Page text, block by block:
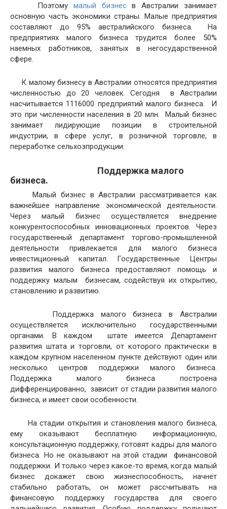
Поэтому малый бизнесв Австралии занимает
основную часть экономики страны. Малые предприятия
составляют до 95% австралийского бизнеса. На
предприятиях малого бизнеса трудится более 50%
наемных работников, занятых в негосударственной
сфере.
К малому бизнесу в Австралии относятся предприятия
численностью до 20 человек. Сегодня в Австралии
насчитывается 1116000 предприятий малого бизнеса. И
это при численности населения в 20 млн. Малый бизнес
занимает лидирующие позиции в строительной
индустрии, в сфере услуг, в розничной торговле, в
переработке сельхозпродукции.
Поддержка малого
бизнеса.
Малый бизнес в Австралии рассматривается как
важнейшее направление экономической деятельности.
Через малый бизнес осуществляется внедрение
конкурентоспособных инновационных проектов. Через
государственный департамент торгово-промышленной
деятельности привлекается для малого бизнеса
инвестиционный капитал. Государственные Центры
развития малого бизнеса предоставляют помощь и
поддержку малым бизнесам, содействуя их открытию,
становлению и развитию.
Поддержка малого бизнеса в Австралии
осуществляется исключительно государственными
органами. В каждом штате имеется Департамент
развития штата и торговли, от которого практически в
каждом крупном населенном пункте действуют один или
несколько центров поддержки малого бизнеса.
Поддержка малого бизнеса построена
дифференцированно, зависит от стадии развития малого
бизнеса, и имеет свои особенности.
На стадии открытия и становления малого бизнеса,
ему оказывают бесплатную информационную,
консультационную поддержку, готовят кадры для малого
бизнеса. Но не оказывают на этой стадии финансовой
поддержки. И только через какое-то время, когда малый
бизнес докажет свою жизнеспособность, начнет
стабильно работать, он может рассчитывать на
финансовую поддержку государства для своего